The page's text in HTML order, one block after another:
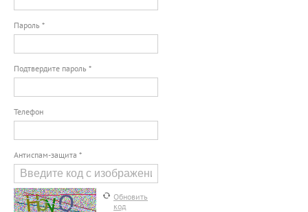
Пароль *
Подтвердите пароль *
Телефон
Антиспам-защита *
Обновить
код